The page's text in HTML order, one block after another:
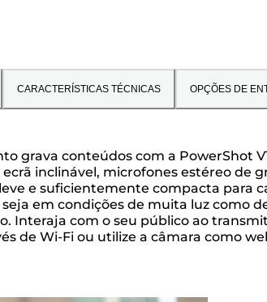
CARACTERÍSTICAS TÉCNICAS OPÇÕES DE
grava conteúdos com a PowerShot
inclinável, microfones estéreo de
e suficientemente compacta para
em condições de muita luz como
com o seu público ao
de Wi-Fi ou utilize a câmara como